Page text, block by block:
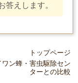
答えします。
トップページ
ン蜂・害虫駆除セン
ターとの比較